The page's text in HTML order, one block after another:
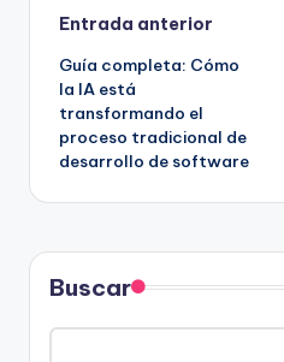
Navegación
de
entradas
Entrada anterior
Guía completa: Cómo
la IA está
transformando el
proceso tradicional de
desarrollo de software
Buscar